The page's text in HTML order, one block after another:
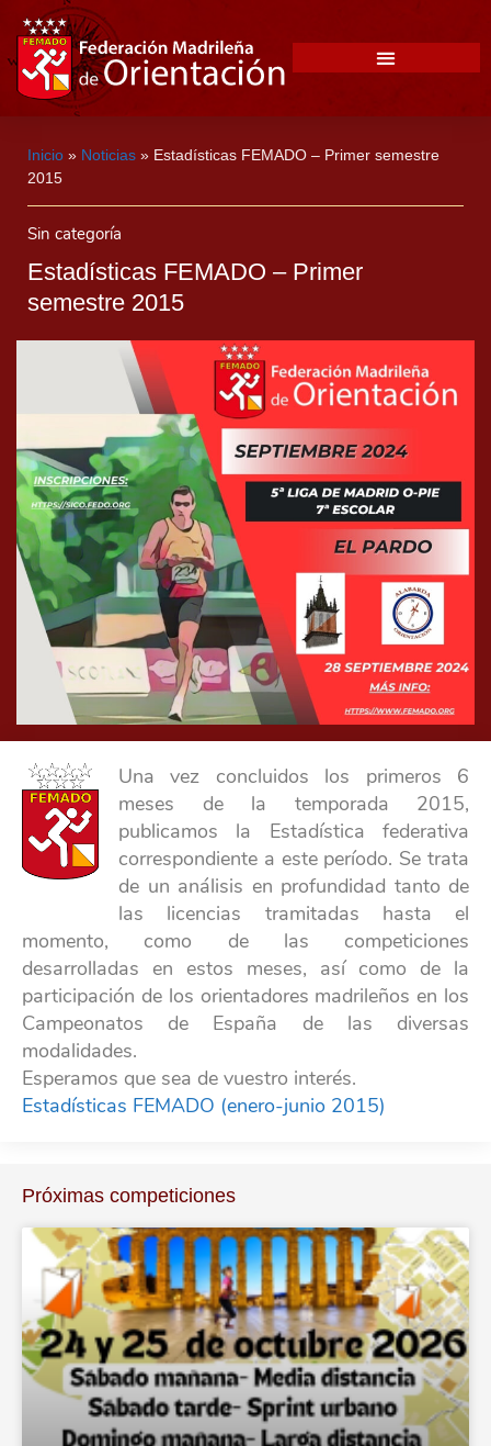
Inicio » Noticias » Estadísticas FEMADO – Primer semestre
2015
Sin categoría
Estadísticas FEMADO – Primer
semestre 2015
Una vez concluidos los primeros 6
meses de la temporada 2015,
publicamos la Estadística federativa
correspondiente a este período. Se trata
de un análisis en profundidad tanto de
las licencias tramitadas hasta el
momento, como de las competiciones
desarrolladas en estos meses, así como de la
participación de los orientadores madrileños en los
Campeonatos de España de las diversas
modalidades.
Esperamos que sea de vuestro interés.
Estadísticas FEMADO (enero-junio 2015)
Próximas competiciones